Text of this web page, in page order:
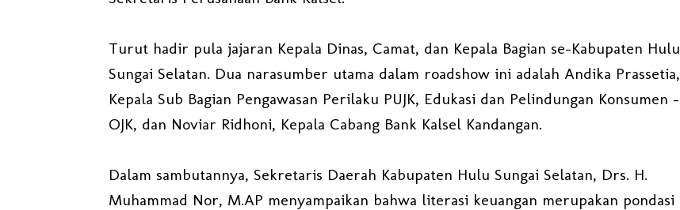
Turut hadir pula jajaran Kepala Dinas, Camat, dan Kepala Bagian se-Kabupaten Hulu
Sungai Selatan. Dua narasumber utama dalam roadshow ini adalah Andika Prassetia,
Kepala Sub Bagian Pengawasan Perilaku PUJK, Edukasi dan Pelindungan Konsumen –
OJK, dan Noviar Ridhoni, Kepala Cabang Bank Kalsel Kandangan.
Dalam sambutannya, Sekretaris Daerah Kabupaten Hulu Sungai Selatan, Drs. H.
Muhammad Nor, M.AP menyampaikan bahwa literasi keuangan merupakan pondasi